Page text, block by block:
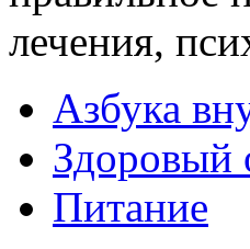
лечения,
Азбука
Здоровый
Питание